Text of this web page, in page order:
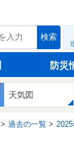
検索
防災
天気図
過去の一覧